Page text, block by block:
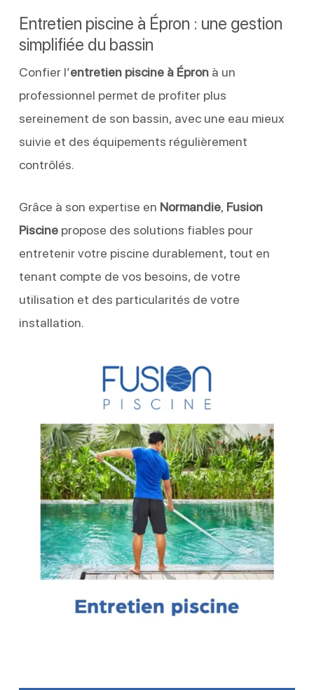
Entretien piscine à Épron : une gestion
simplifiée du bassin
Confier l’entretien piscine à Épronà un
professionnel permet de profiter plus
sereinement de son bassin, avec une eau mieux
suivie et des équipements régulièrement
contrôlés.
Grâce à son expertise en Normandie, Fusion
Piscinepropose des solutions fiables pour
entretenir votre piscine durablement, tout en
tenant compte de vos besoins, de votre
utilisation et des particularités de votre
installation.